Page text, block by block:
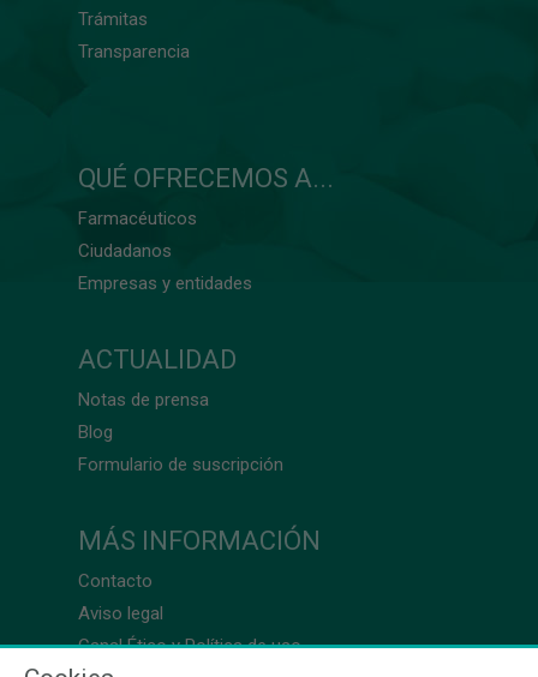
Trámitas
Transparencia
QUÉ OFRECEMOS A...
Farmacéuticos
Ciudadanos
Empresas y entidades
ACTUALIDAD
Notas de prensa
Blog
Formulario de suscripción
MÁS INFORMACIÓN
Contacto
Aviso legal
Canal Ético y Política de uso